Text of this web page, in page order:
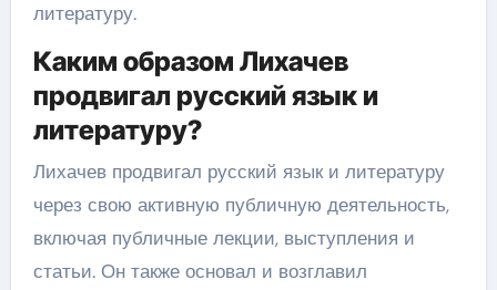
литературу.
Каким образом Лихачев
продвигал русский язык и
литературу?
Лихачев продвигал русский язык и литературу
через свою активную публичную деятельность,
включая публичные лекции, выступления и
статьи. Он также основал и возглавил